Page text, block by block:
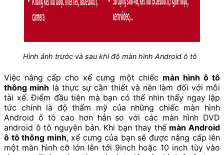
Hình ảnh trước và sau khi độ màn hình Android ô tô
Việc nâng cấp cho xế cưng một chiếc màn hình ô tô
thông minh là thực sự cần thiết và nên làm đối với mỗi
tài xế. Điểm đầu tiên mà bạn có thể nhìn thấy ngay lập
tức chính là độ thẩm mỹ của những chiếc màn hình
Android ô tô cao hơn hẳn so với các màn hình DVD
android ô tô nguyên bản. Khi bạn thay thế màn Android
ô tô thông minh, xế cưng của bạn sẽ được nâng cấp lên
một màn hình cỡ lớn lên tới 9inch hoặc 10 inch tùy vào